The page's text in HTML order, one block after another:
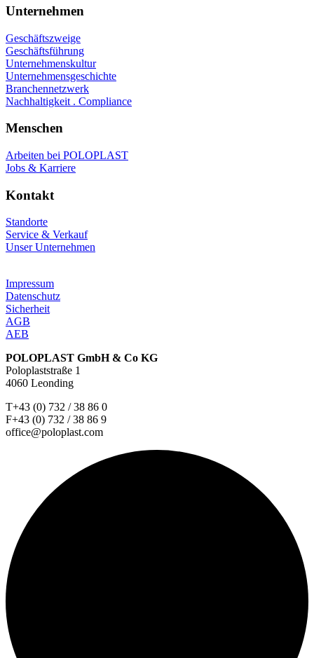
Unternehmen
Geschäftszweige
Geschäftsführung
Unternehmenskultur
Unternehmensgeschichte
Branchennetzwerk
Nachhaltigkeit . Compliance
Menschen
Arbeiten bei POLOPLAST
Jobs & Karriere
Kontakt
Standorte
Service & Verkauf
Unser Unternehmen
Impressum
Datenschutz
Sicherheit
AGB
AEB
POLOPLAST GmbH & Co KG
Poloplaststraße 1
4060 Leonding
T+43 (0) 732 / 38 86 0
F+43 (0) 732 / 38 86 9
office@poloplast.com